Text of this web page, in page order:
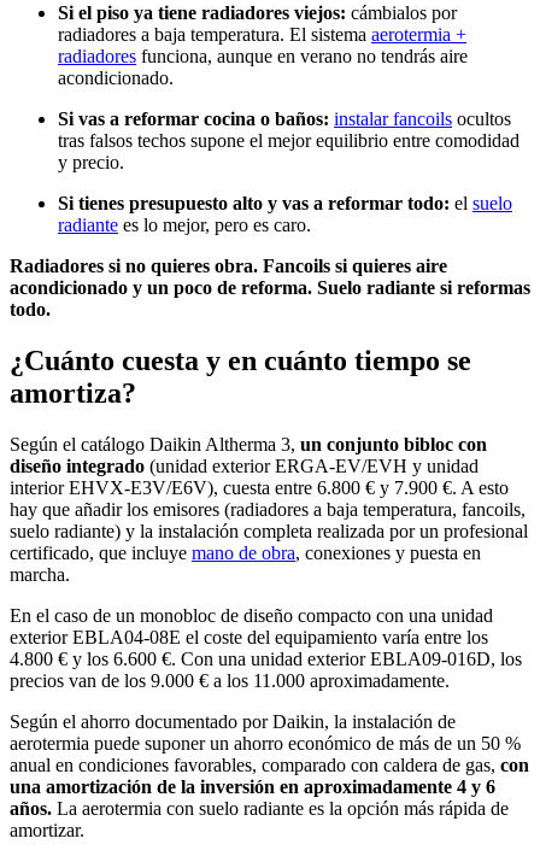
Si el piso ya tiene radiadores viejos: cámbialos por
radiadores a baja temperatura. El sistema aerotermia +
radiadores funciona, aunque en verano no tendrás aire
acondicionado.
Si vas a reformar cocina o baños: instalar fancoils ocultos
tras falsos techos supone el mejor equilibrio entre comodidad
y precio.
Si tienes presupuesto alto y vas a reformar todo: el suelo
radiante es lo mejor, pero es caro.
Radiadores si no quieres obra. Fancoils si quieres aire
acondicionado y un poco de reforma. Suelo radiante si reformas
todo.
¿Cuánto cuesta y en cuánto tiempo se
amortiza?
Según el catálogo Daikin Altherma 3, un conjunto bibloc con
diseño integrado (unidad exterior ERGA-EV/EVH y unidad
interior EHVX-E3V/E6V), cuesta entre 6.800 € y 7.900 €. A esto
hay que añadir los emisores (radiadores a baja temperatura, fancoils,
suelo radiante) y la instalación completa realizada por un profesional
certificado, que incluye mano de obra, conexiones y puesta en
marcha.
En el caso de un monobloc de diseño compacto con una unidad
exterior EBLA04-08E el coste del equipamiento varía entre los
4.800 € y los 6.600 €. Con una unidad exterior EBLA09-016D, los
precios van de los 9.000 € a los 11.000 aproximadamente.
Según el ahorro documentado por Daikin, la instalación de
aerotermia puede suponer un ahorro económico de más de un 50 %
anual en condiciones favorables, comparado con caldera de gas, con
una amortización de la inversión en aproximadamente 4 y 6
años. La aerotermia con suelo radiante es la opción más rápida de
amortizar.